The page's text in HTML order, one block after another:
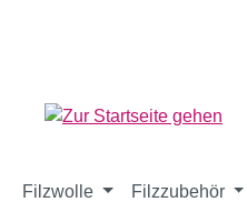
Filzwolle Filzzubehör